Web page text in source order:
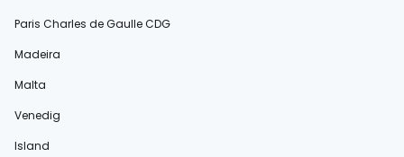
Paris Charles de Gaulle CDG
Madeira
Malta
Venedig
Island